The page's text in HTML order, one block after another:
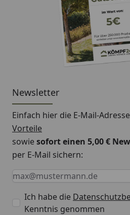
Newsletter
Einfach hier die E-Mail-
Vorteile
sowiesofort einen 5,00 €
per E-Mail sichern:
Keine Eingabe erforderlich
Eingabe erforderlich
E-Mail *
Ich habe die
Kenntnis genommen